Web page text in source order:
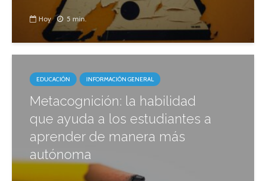
Hoy 5 min.
EDUCACIÓN INFORMACIÓN GENERAL
Metacognición: la habilidad
que ayuda a los estudiantes a
aprender de manera más
autónoma